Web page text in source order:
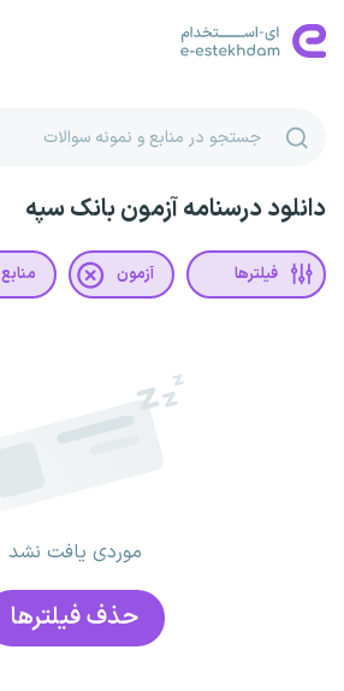
دانلود درسنامه آزمون بانک سپه
فیلترها آزمون منابع
موردی یافت نشد
حذف فیلتر‌ها